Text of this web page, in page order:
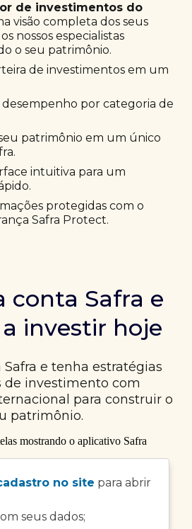
de investimentos do
visão completa dos seus
nossos especialistas
o seu patrimônio.
de investimentos em um
por categoria de
patrimônio em um único
intuitiva para um
protegidas com o
Safra Protect.
conta Safra e
investir hoje
e tenha estratégias
de investimento com
para construir o
patrimônio.
no site para abrir
seus dados;